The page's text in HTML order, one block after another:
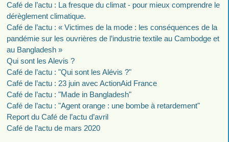
Café de l’actu : La fresque du climat - pour mieux comprendre le
dérèglement climatique.
Café de l’actu : « Victimes de la mode : les conséquences de la
pandémie sur les ouvrières de l’industrie textile au Cambodge et
au Bangladesh »
Qui sont les Alevis ?
Café de l’actu : "Qui sont les Alévis ?"
Café de l’actu : 23 juin avec ActionAid France
Café de l’actu : "Made in Bangladesh"
Café de l’actu : "Agent orange : une bombe à retardement"
Report du Café de l’actu d’avril
Café de l’actu de mars 2020